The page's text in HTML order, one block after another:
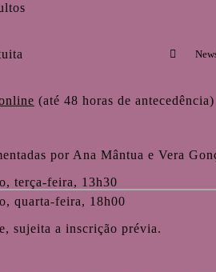
(até 48 horas de antecedência)
por Ana Mântua e Vera
terça-feira, 13h30
quarta-feira, 18h00
sujeita a inscrição prévia.